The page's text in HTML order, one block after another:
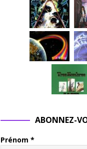
ABONNEZ-
Prénom *